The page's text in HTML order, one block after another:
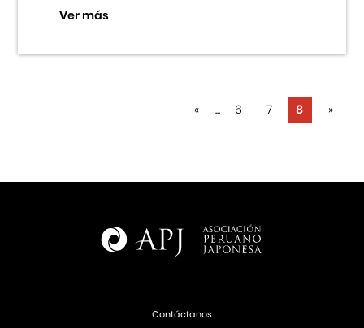
Ver más
« ... 6 7 8 »
Contáctanos